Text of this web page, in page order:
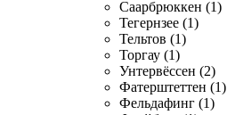
Саарбрюккен (1)
Тегернзее (1)
Тельтов (1)
Торгау (1)
Унтервёссен (2)
Фатерштеттен (1)
Фельдафинг (1)